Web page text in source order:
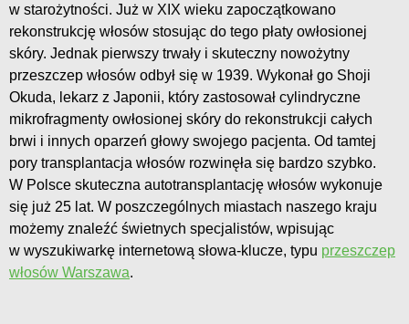
w starożytności. Już w XIX wieku zapoczątkowano
rekonstrukcję włosów stosując do tego płaty owłosionej
skóry. Jednak pierwszy trwały i skuteczny nowożytny
przeszczep włosów odbył się w 1939. Wykonał go Shoji
Okuda, lekarz z Japonii, który zastosował cylindryczne
mikrofragmenty owłosionej skóry do rekonstrukcji całych
brwi i innych oparzeń głowy swojego pacjenta. Od tamtej
pory transplantacja włosów rozwinęła się bardzo szybko.
W Polsce skuteczna autotransplantację włosów wykonuje
się już 25 lat. W poszczególnych miastach naszego kraju
możemy znaleźć świetnych specjalistów, wpisując
w wyszukiwarkę internetową słowa-klucze, typu przeszczep
włosów Warszawa.